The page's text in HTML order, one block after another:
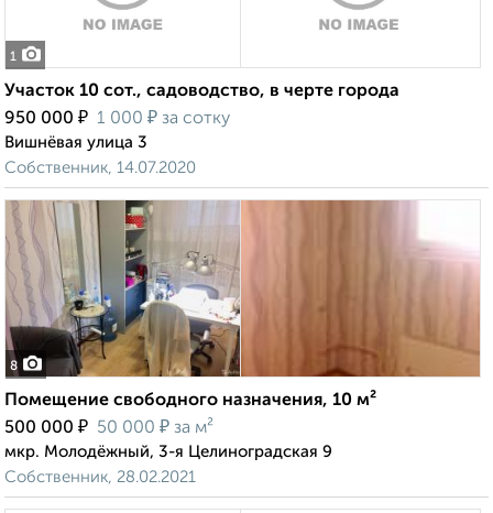
1
Участок 10 сот., садоводство, в черте города
950 000 ₽ 1 000 ₽ за сотку
Вишнёвая улица 3
Собственник, 14.07.2020
8
Помещение свободного назначения, 10 м²
500 000 ₽ 50 000 ₽ за м²
мкр. Молодёжный, 3-я Целиноградская 9
Собственник, 28.02.2021